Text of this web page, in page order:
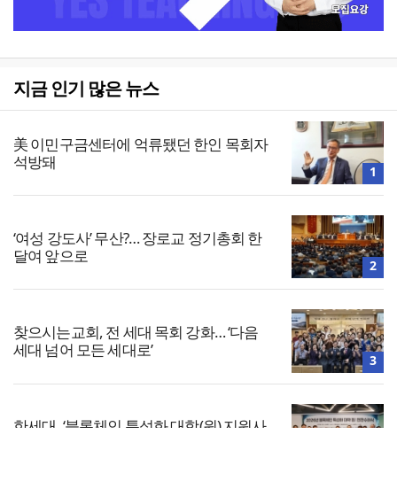
지금 인기 많은 뉴스
美 이민구금센터에 억류됐던 한인 목회자
석방돼
1
‘여성 강도사’ 무산?… 장로교 정기총회 한
달여 앞으로
2
찾으시는교회, 전 세대 목회 강화… ‘다음
세대 넘어 모든 세대로’
3
한세대, ‘블록체인 특성화 대학(원) 지원사